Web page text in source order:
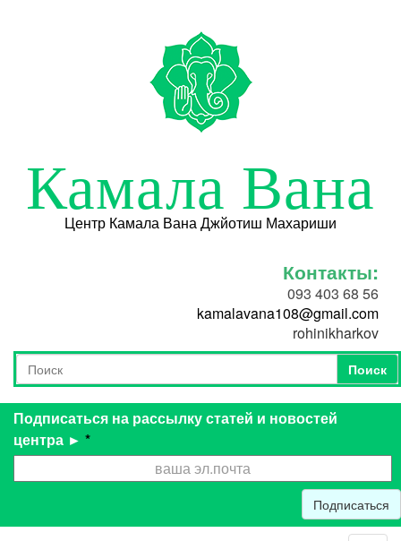
Камала Вана
Центр Камала Вана Джйотиш Махариши
Контакты:
093 403 68 56
kamalavana108@gmail.com
rohinikharkov
Форма поиска
Поиск
Поиск
Подписаться на рассылку статей и новостей
центра ► *
Подписаться